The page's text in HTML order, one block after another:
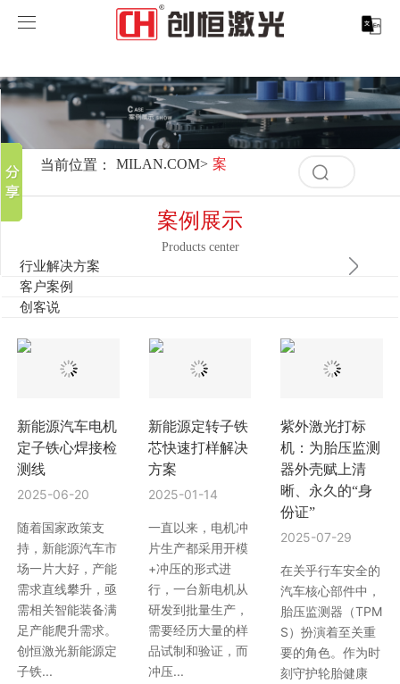
MILAN.COM
MILAN.COM-米兰（中国）
紫外线激光打标机
在线飞行激光打标机
EM-Smart 系列
精密激光切割机
管材激光切割机
创恒激光机械手臂激光焊接机
创恒激光双头双工位铁芯激光焊接机
新能源电机定转子铁芯激光焊接机
创恒激光阀芯焊接工作站
新能源汽车零配件激光焊接机
激光智能生产线
新能源电机定子铁芯激光焊接产线
电机定转子铁芯快速打样加工服务
案例展示
汽车行业激光智能解决方案
水泵风机行业
水暖洁具行业
厨具五金行业
包装赋码及标机
礼品定制
家电行业
模具制造行业中激光加工设备解决方案
创客说
走进创恒
MILAN.COM
行业动态
MILAN.COM-米兰（中国）
当前位置： MILAN.COM> 案例展示
史
记
空
案例展示
Products center
行业解决方案
客户案例
创客说
新能源汽车电机
定子铁心焊接检
测线
2025-06-20
随着国家政策支
持，新能源汽车市
场一片大好，产能
需求直线攀升，亟
需相关智能装备满
足产能爬升需求。
创恒激光新能源定
子铁...
新能源定转子铁
芯快速打样解决
方案
2025-01-14
一直以来，电机冲
片生产都采用开模
+冲压的形式进
行，一台新电机从
研发到批量生产，
需要经历大量的样
品试制和验证，而
冲压...
紫外激光打标
机：为胎压监测
器外壳赋上清
晰、永久的“身
份证”
2025-07-29
在关乎行车安全的
汽车核心部件中，
胎压监测器（TPM
S）扮演着至关重
要的角色。作为时
刻守护轮胎健康
分享到
微信